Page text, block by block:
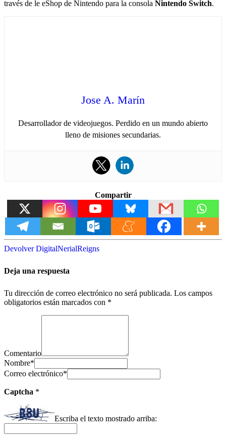
través de le eShop de Nintendo para la consola Nintendo Switch.
Jose A. Marín
Desarrollador de videojuegos. Perdido en un mundo abierto
lleno de misiones secundarias.
Compartir
Devolver DigitalNerialReigns
Deja una respuesta
Tu dirección de correo electrónico no será publicada. Los campos
obligatorios están marcados con *
Comentario
Nombre*
Correo electrónico*
Captcha *
Escriba el texto mostrado arriba: